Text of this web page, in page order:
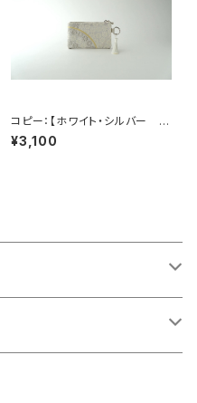
コピー：【ホワイト・シルバー シ
ルク帯 リメイク バッグチャー
ム型ミニポーチ】カードケース、
¥3,100